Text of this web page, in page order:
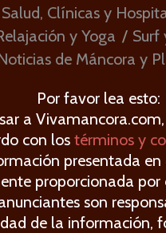
Salud, Clínicas y
y Yoga
Surf
de Máncora y
Por favor lea esto:
a
con los términos y
presentada en
proporcionada por
son
de la información,